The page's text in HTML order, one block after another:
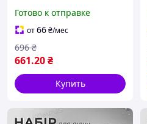
Готово к отправке
от66₴/мес
661.20₴
696 ₴
Купить